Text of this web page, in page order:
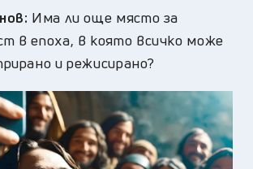
Има ли още място за
в епоха, в която всичко може
и режисирано?